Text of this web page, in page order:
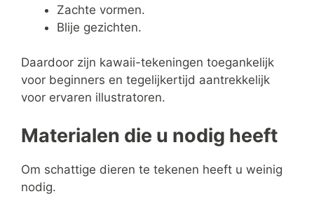
Zachte vormen.
Blije gezichten.
Daardoor zijn kawaii-tekeningen toegankelijk
voor beginners en tegelijkertijd aantrekkelijk
voor ervaren illustratoren.
Materialen die u nodig heeft
Om schattige dieren te tekenen heeft u weinig
nodig.